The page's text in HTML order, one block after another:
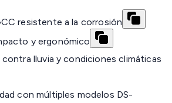
resistente a la corrosión
y ergonómico
lluvia y condiciones climáticas
con múltiples modelos DS-